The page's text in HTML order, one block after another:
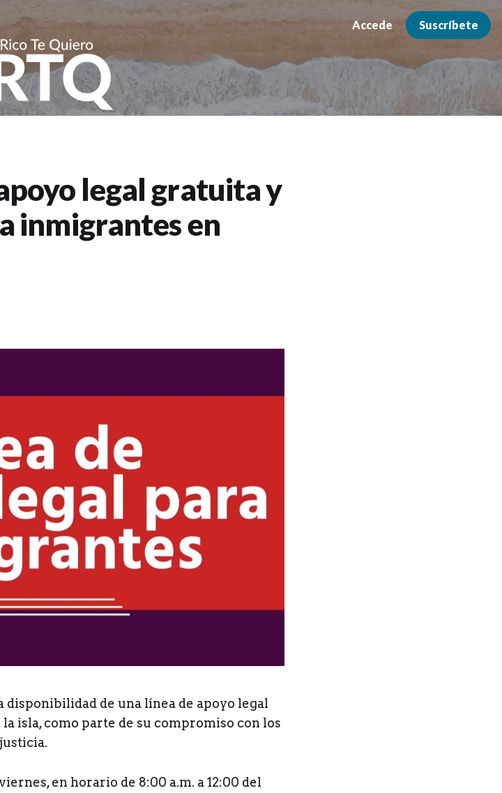
Accede Suscríbete
legal gratuita y
inmigrantes en
disponibilidad de una línea de apoyo legal
isla, como parte de su compromiso con los
en horario de 8:00 a.m. a 12:00 del